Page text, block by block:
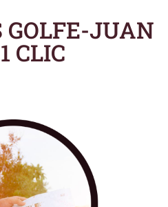
JUAN
CLIC